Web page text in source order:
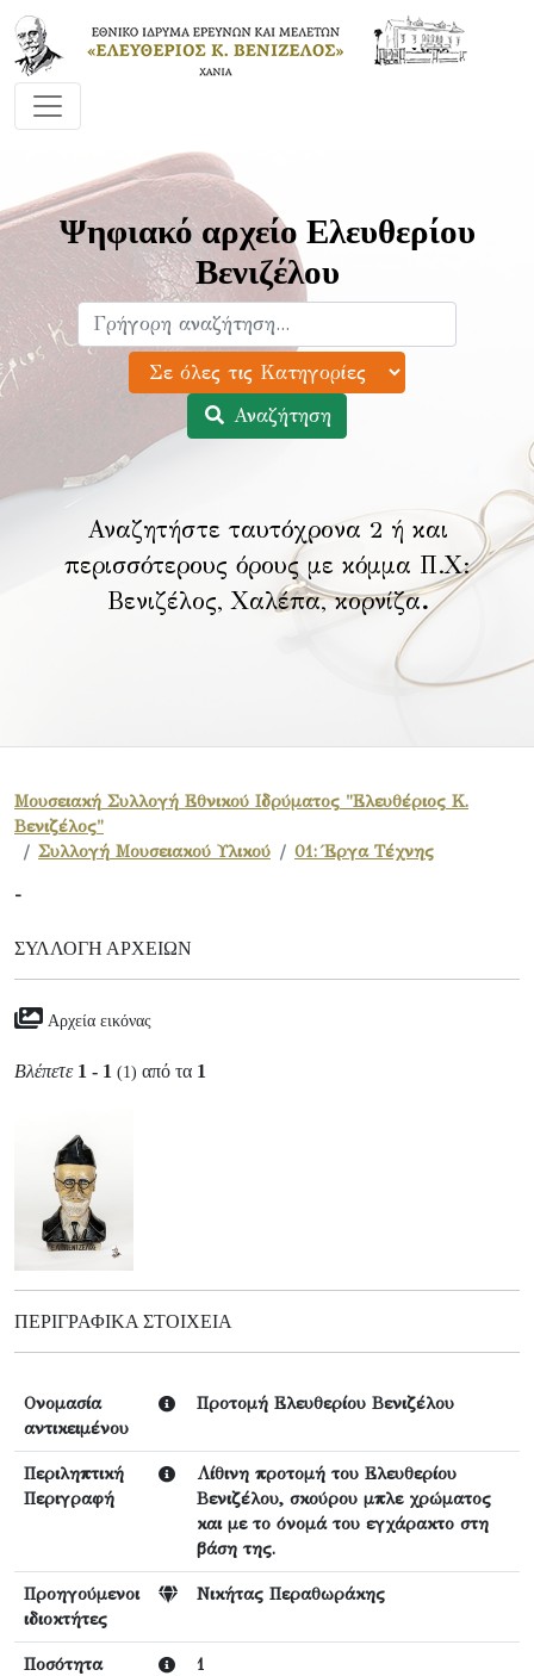
Ψηφιακό αρχείο Ελευθερίου
Βενιζέλου
Αναζήτηση
Αναζητήστε ταυτόχρονα 2 ή και
περισσότερους όρους με κόμμα Π.Χ:
Βενιζέλος, Χαλέπα, κορνίζα.
Μουσειακή Συλλογή Εθνικού Ιδρύματος "Ελευθέριος Κ.
Βενιζέλος"
Συλλογή Μουσειακού Υλικού
01: Έργα Τέχνης
-
ΣΥΛΛΟΓΉ ΑΡΧΕΊΩΝ
Αρχεία εικόνας
Βλέπετε 1 - 1 (1) από τα 1
ΠΕΡΙΓΡΑΦΙΚΆ ΣΤΟΙΧΕΊΑ
Ονομασία
αντικειμένου
Προτομή Ελευθερίου Βενιζέλου
Περιληπτική
Περιγραφή
Λίθινη προτομή του Ελευθερίου
Βενιζέλου, σκούρου μπλε χρώματος
και με το όνομά του εγχάρακτο στη
βάση της.
Προηγούμενοι
ιδιοκτήτες
Νικήτας Περαθωράκης
Ποσότητα 1